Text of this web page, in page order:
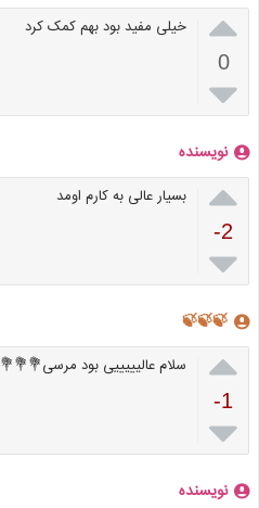

0

خیلی مفید بود بهم کمک کرد
نویسنده

-2

بسیار عالی به کارم اومد
🍃🍃🍃

-1

سلام عالیییییی بود مرسی💐💐💐
نویسنده